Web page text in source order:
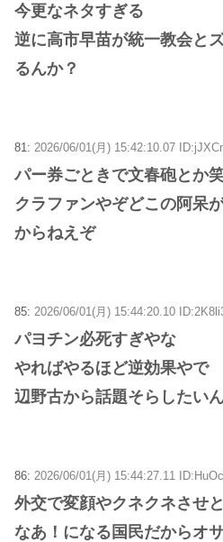
今更なネタすぎる
逆に高市早苗が統一教会と
るんか？
81: 2026/06/01(月) 15:42:10.07
パー券ごときで文春砲とか
クラファンやぞどこの阿呆
からねえぞ
85: 2026/06/01(月) 15:44:20.10
パヨチン必死すぎやな
やればやるほど逆効果やで
辺野古から話題そらしたい
86: 2026/06/01(月) 15:44:27.11
外交で変顔やクネクネさせ
なあ！になる国民だからオ